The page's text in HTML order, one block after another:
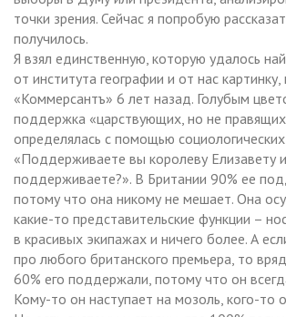
точки зрения. Сейчас я попробую
получилось.
Я взял единственную, которую удалось
от института географии и от нас
«Коммерсантъ» 6 лет назад. Голубым
поддержка «царствующих, но не
определялась с помощью
«Поддерживаете вы королеву Елизавету
поддерживаете?». В Британии 90% ее
потому что она никому не мешает. Она
какие-то представительские функции –
в красивых экипажах и ничего более. А
про любого британского премьера, то
60% его поддержали, потому что он
Кому-то он наступает на мозоль, кого-то